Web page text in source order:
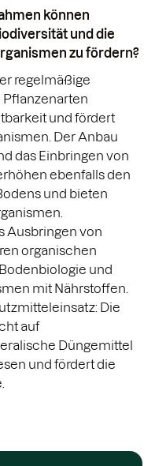
können
und die
zu fördern?
regelmäßige
und fördert
Der Anbau
das Einbringen von
ebenfalls den
und bieten
Ausbringen von
organischen
und
mit Nährstoffen.
Die
auf
Düngemittel
und fördert die